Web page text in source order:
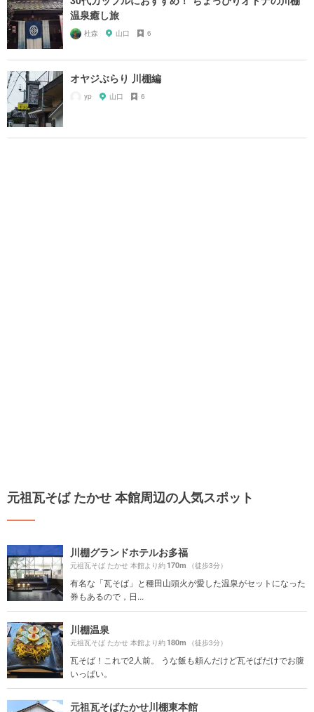
温泉癒し旅
杜森 山口 6
オヤジぶらり 川棚編
yp 山口 6
元祖瓦そば たかせ 本館周辺の人気スポット
川棚グランドホテルお多福
元祖瓦そば たかせ 本館より約170m （徒歩3分）
有名な「瓦そば」と種田山頭火が愛した温泉がセットになった
券もあるので，日...
川棚温泉
元祖瓦そば たかせ 本館より約180m （徒歩3分）
瓦そば！これで2人前。 うな飯も頼んだけど瓦そばだけでお腹
いっぱい。
元祖瓦そばたかせ川棚東本館